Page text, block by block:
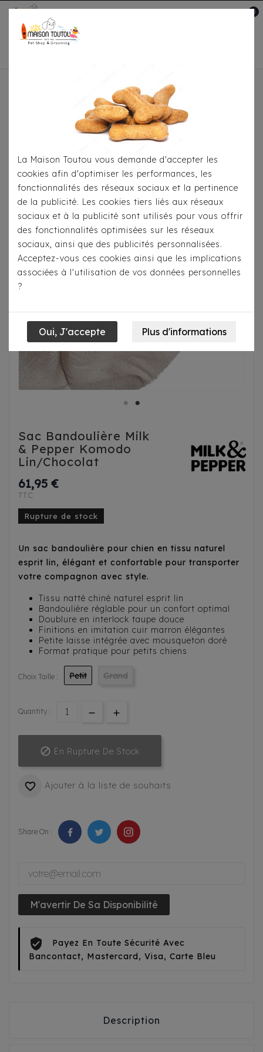
0
Pour Le Transport
Sac Bandoulière Milk & Pepper Komodo
Lin/Chocolat
Sac Bandoulière Milk
& Pepper Komodo
Lin/Chocolat
61,95 €
TTC
Rupture de stock
Un sac bandoulière pour chien en tissu naturel
esprit lin, élégant et confortable pour transporter
votre compagnon avec style.
Tissu natté chiné naturel esprit lin
Bandoulière réglable pour un confort optimal
Doublure en interlock taupe douce
Finitions en imitation cuir marron élégantes
Petite laisse intégrée avec mousqueton doré
Format pratique pour petits chiens
Choix Taille : Petit Grand
Quantity :
 En Rupture De Stock
 Ajouter à la liste de souhaits
Share On :
M'avertir De Sa Disponibilité
Payez En Toute Sécurité Avec
Bancontact, Mastercard, Visa, Carte Bleu
Description
La Maison Toutou vous demande d'accepter les
cookies afin d'optimiser les performances, les
fonctionnalités des réseaux sociaux et la pertinence
de la publicité. Les cookies tiers liés aux réseaux
sociaux et à la publicité sont utilisés pour vous offrir
des fonctionnalités optimisées sur les réseaux
sociaux, ainsi que des publicités personnalisées.
Acceptez-vous ces cookies ainsi que les implications
associées à l'utilisation de vos données personnelles
?